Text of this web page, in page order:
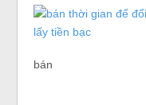
bán